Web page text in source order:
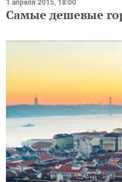
1 апреля 2015, 18:00
Самые дешевые